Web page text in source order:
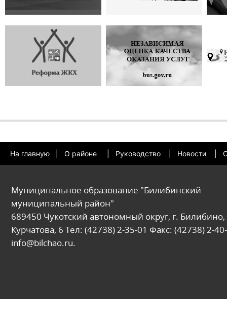
На главную О районе Руководство Новости
Муниципальное образование "Билибинский
муниципальный район"
689450 Чукотский автономный округ, г. Билибино,
Курчатова, 6 Тел: (42738) 2-35-01 Факс: (42738) 2-
info@bilchao.ru.